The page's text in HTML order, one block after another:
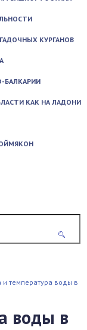
КУРГАНОВ
БАЛКАРИИ
КАК НА ЛАДОНИ
и температура воды в
воды в